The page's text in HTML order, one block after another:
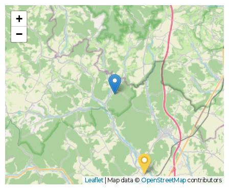
+
−
Leaflet Map data © OpenStreetMapcontributors